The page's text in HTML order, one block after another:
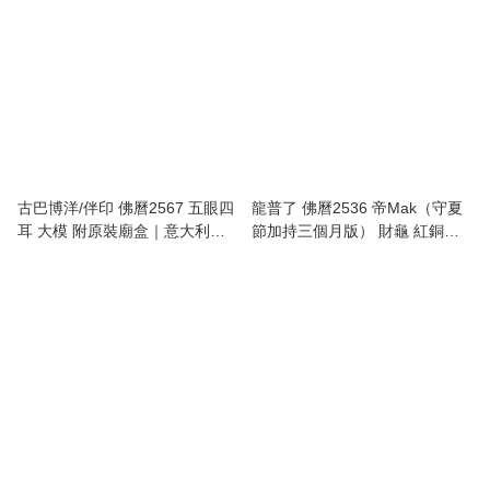
古巴博洋/伴印 佛曆2567 五眼四
耳 大模 附原裝廟盒｜意大利
龍普了 佛曆2536 帝Mak（守夏
節加持三個月版） 財龜 紅銅版